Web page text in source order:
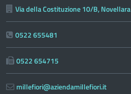
Via della Costituzione 10/B, Novellara
0522 655481
0522 654715
millefiori@aziendamillefiori.it